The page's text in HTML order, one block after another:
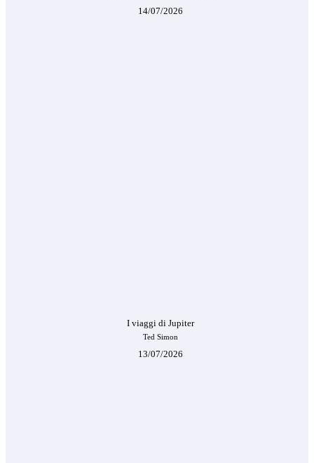
14/07/2026
I viaggi di Jupiter
Ted Simon
13/07/2026